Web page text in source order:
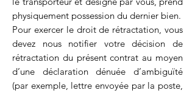
physiquement possession du dernier bien.
Pour exercer le droit de rétractation, vous
devez nous notifier votre décision de
rétractation du présent contrat au moyen
d’une déclaration dénuée d’ambiguïté
(par exemple, lettre envoyée par la poste,